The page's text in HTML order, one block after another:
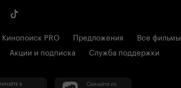
Кинопоиск PRO Предложения Все фильмы
Акции и подписка Служба поддержки